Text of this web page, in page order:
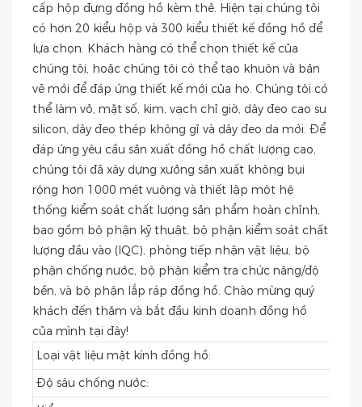
cấp hộp đựng đồng hồ kèm thẻ. Hiện tại chúng tôi
có hơn 20 kiểu hộp và 300 kiểu thiết kế đồng hồ để
lựa chọn. Khách hàng có thể chọn thiết kế của
chúng tôi, hoặc chúng tôi có thể tạo khuôn và bản
vẽ mới để đáp ứng thiết kế mới của họ. Chúng tôi có
thể làm vỏ, mặt số, kim, vạch chỉ giờ, dây đeo cao su
silicon, dây đeo thép không gỉ và dây đeo da mới. Để
đáp ứng yêu cầu sản xuất đồng hồ chất lượng cao,
chúng tôi đã xây dựng xưởng sản xuất không bụi
rộng hơn 1000 mét vuông và thiết lập một hệ
thống kiểm soát chất lượng sản phẩm hoàn chỉnh,
bao gồm bộ phận kỹ thuật, bộ phận kiểm soát chất
lượng đầu vào (IQC), phòng tiếp nhận vật liệu, bộ
phận chống nước, bộ phận kiểm tra chức năng/độ
bền, và bộ phận lắp ráp đồng hồ. Chào mừng quý
khách đến thăm và bắt đầu kinh doanh đồng hồ
của mình tại đây!
Loại vật liệu mặt kính đồng hồ:
Độ sâu chống nước: